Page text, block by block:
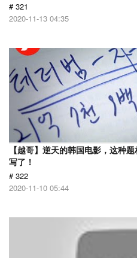
# 321
2020-11-13 04:35
【越哥】逆天的韩国电影，这种
写了！
# 322
2020-11-10 05:44